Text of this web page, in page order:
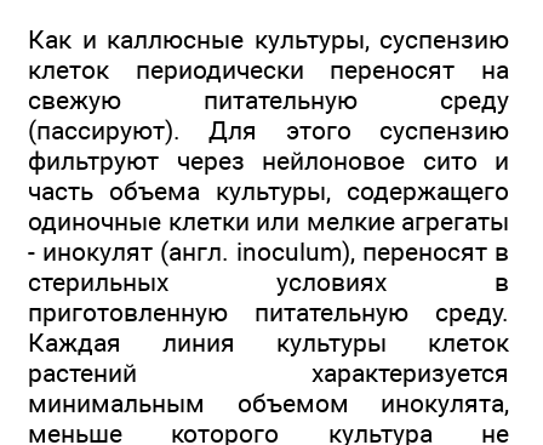
Как и каллюсные культуры, суспензию
клеток периодически переносят на
свежую питательную среду
(пассируют). Для этого суспензию
фильтруют через нейлоновое сито и
часть объема культуры, содержащего
одиночные клетки или мелкие агрегаты
- инокулят (англ. inoculum), переносят в
стерильных условиях в
приготовленную питательную среду.
Каждая линия культуры клеток
растений характеризуется
минимальным объемом инокулята,
меньше которого культура не